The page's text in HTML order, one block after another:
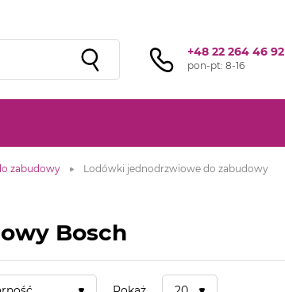
+48 22 264 46 92
pon-pt: 8-16
zabudowy Lodówki jednodrzwiowe do zabudowy
Bosch